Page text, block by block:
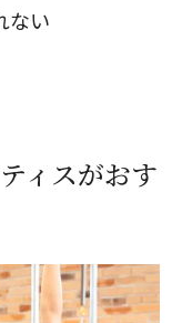
ない
ィスがおす